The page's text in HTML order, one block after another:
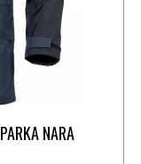
NARA